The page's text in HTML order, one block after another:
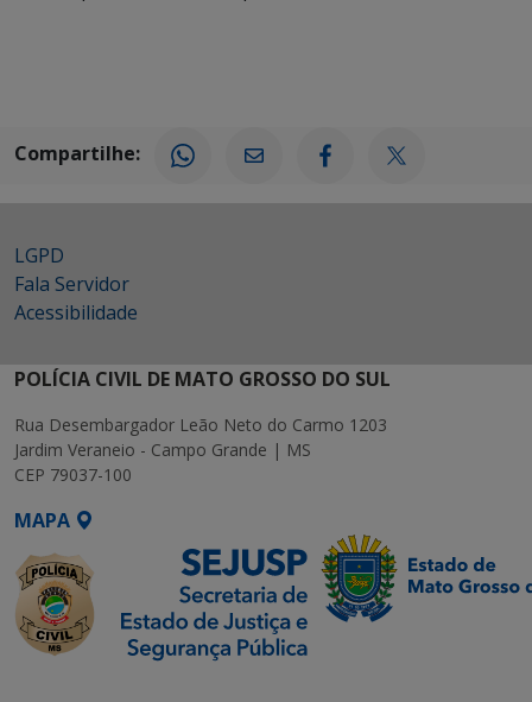
Compartilhe:
LGPD
Fala Servidor
Acessibilidade
POLÍCIA CIVIL DE MATO GROSSO DO SUL
Rua Desembargador Leão Neto do Carmo 1203
Jardim Veraneio - Campo Grande | MS
CEP 79037-100
MAPA